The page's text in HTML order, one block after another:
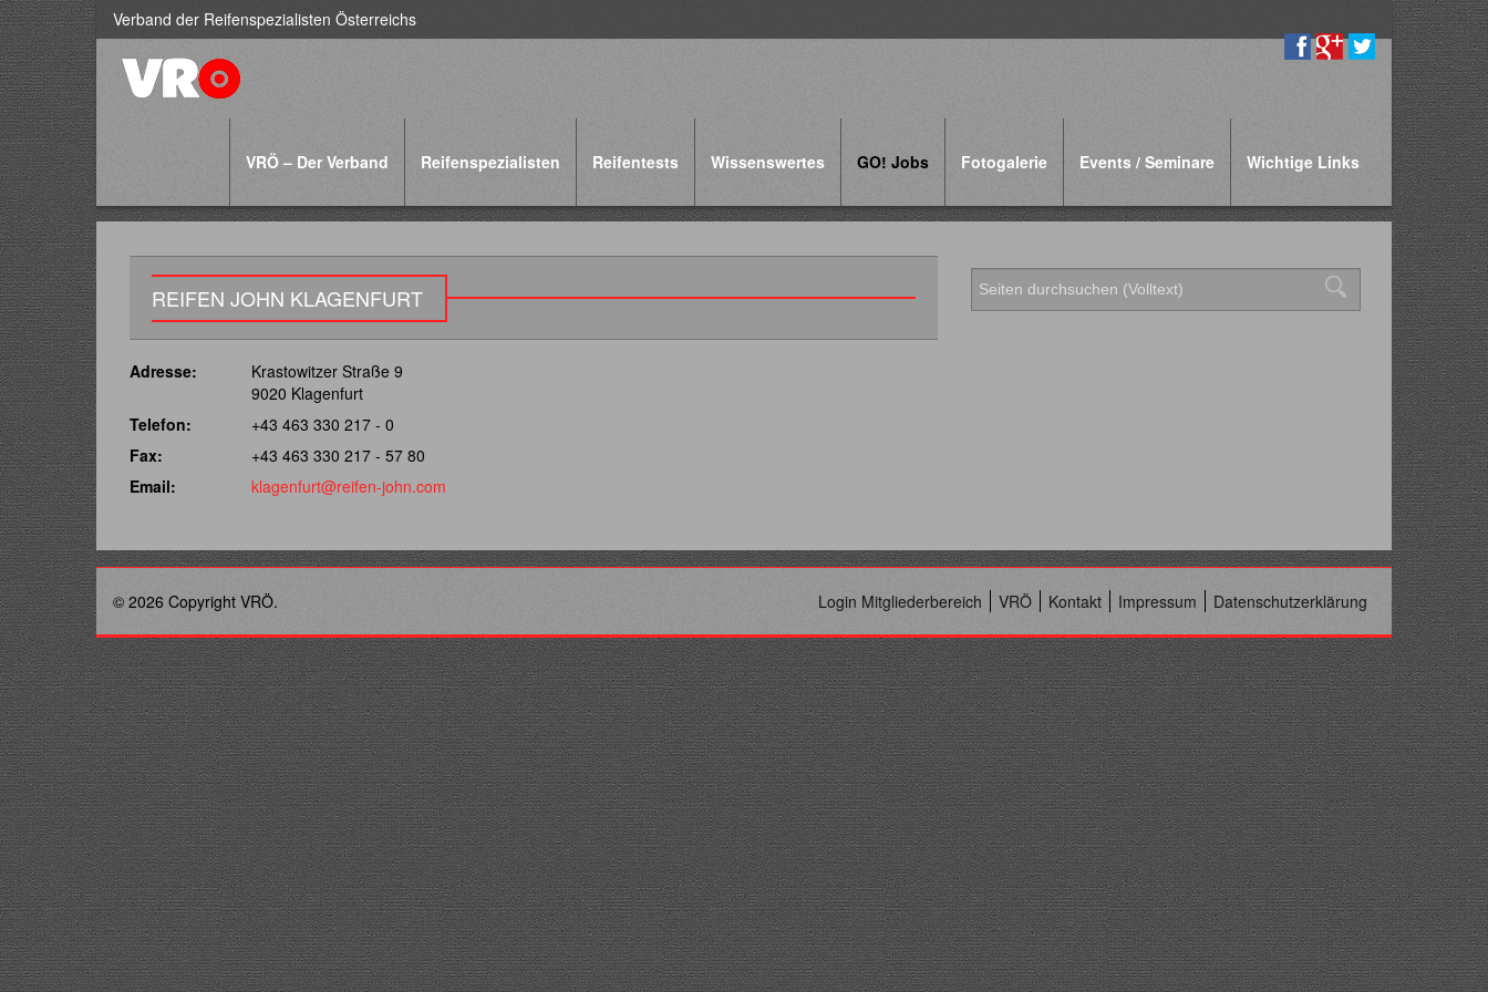
Verband der Reifenspezialisten Österreichs
VRÖ – Der Verband Reifenspezialisten Reifentests Wissenswertes GO! Jobs Fotogalerie Events / Seminare Wichtige Links
REIFEN JOHN KLAGENFURT
Adresse:
Krastowitzer Straße 9
9020 Klagenfurt
Telefon:
+43 463 330 217 - 0
Fax:
+43 463 330 217 - 57 80
Email:
klagenfurt@reifen-john.com
© 2026 Copyright VRÖ. Login Mitgliederbereich VRÖ Kontakt Impressum Datenschutzerklärung